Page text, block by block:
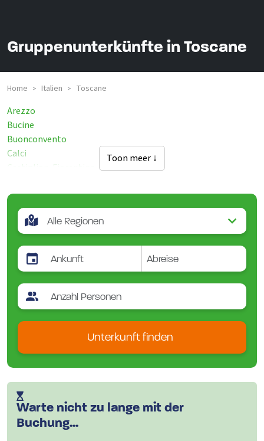
Gruppenunterkünfte in Toscane
Home > Italien > Toscane
Arezzo
Bucine
Buonconvento
Calci
Foiano-Della-Chiana
Guardistallo
Montaione
Montecastelli-Pisano
Montecatini-Val-Di-Cecina
Montelupo-Fiorentino
Murlo
Palaia
Pienza
Rignano-Sullarno
San-Casciano-Dei-Bagni
Sassetta
Toon meer ↓
Unterkunft finden
Warte nicht zu lange mit der
Buchung...